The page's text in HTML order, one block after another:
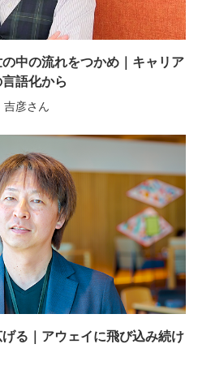
の中の流れをつかめ｜キャリア
語化から
吉彦さん
る｜アウェイに飛び込み続け